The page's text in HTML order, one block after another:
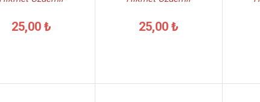
25,00 ₺ 25,00 ₺